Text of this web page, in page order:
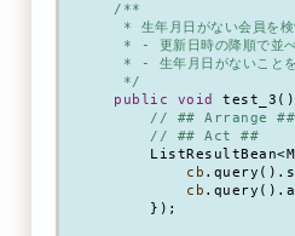
/**
* 生年月日がない会員を
* - 更新日時の降順で並
* - 生年月日がないこと
     */
public void
// ## Arrange ##
// ## Act ##
cb
cb
        });